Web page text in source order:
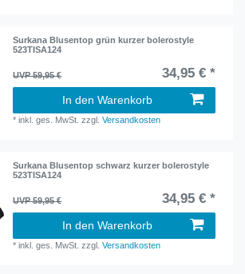
Surkana Blusentop grün kurzer bolerostyle
523TISA124
UVP 59,95 € 34,95 € *
In den Warenkorb
*inkl. ges. MwSt. zzgl.Versandkosten
Surkana Blusentop schwarz kurzer bolerostyle
523TISA124
UVP 59,95 € 34,95 € *
In den Warenkorb
*inkl. ges. MwSt. zzgl.Versandkosten